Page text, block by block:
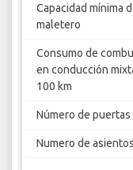
Capacidad mínima
maletero
Consumo de
en conducción
100 km
Número de puertas
Numero de asientos